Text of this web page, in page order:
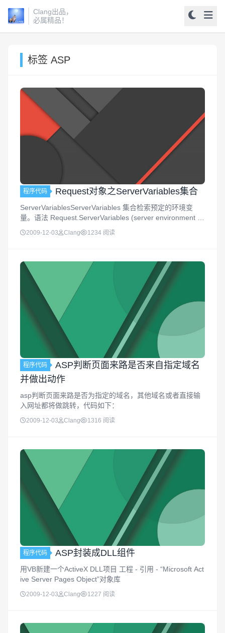
Clang出品，
必属精品！
标签 ASP
程序代码 Request对象之ServerVariables集合
ServerVariablesServerVariables 集合检索预定的环境变
量。语法 Request.ServerVariables (server environment va
2009-12-03 Clang 1234 阅读
程序代码
ASP判断页面来路是否来自指定域名
并做出动作
asp判断页面来路是否为指定的域名，其他域名或者直接输
入网址都将做跳转，代码如下：
2009-12-03 Clang 1316 阅读
程序代码 ASP封装成DLL组件
用VB新建一个ActiveX DLL项目 工程 - 引用 - “Microsoft Act
ive Server Pages Object”对象库
2009-12-03 Clang 1227 阅读